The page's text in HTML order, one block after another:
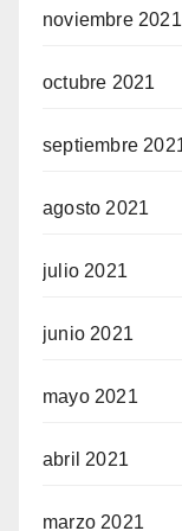
noviembre 2021
octubre 2021
septiembre
agosto 2021
julio 2021
junio 2021
mayo 2021
abril 2021
marzo 2021